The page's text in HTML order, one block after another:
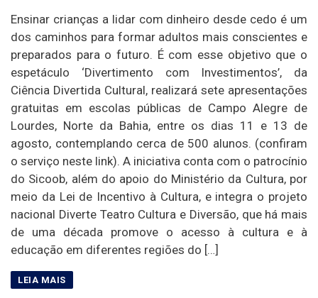
Ensinar crianças a lidar com dinheiro desde cedo é um
dos caminhos para formar adultos mais conscientes e
preparados para o futuro. É com esse objetivo que o
espetáculo ‘Divertimento com Investimentos’, da
Ciência Divertida Cultural, realizará sete apresentações
gratuitas em escolas públicas de Campo Alegre de
Lourdes, Norte da Bahia, entre os dias 11 e 13 de
agosto, contemplando cerca de 500 alunos. (confiram
o serviço neste link). A iniciativa conta com o patrocínio
do Sicoob, além do apoio do Ministério da Cultura, por
meio da Lei de Incentivo à Cultura, e integra o projeto
nacional Diverte Teatro Cultura e Diversão, que há mais
de uma década promove o acesso à cultura e à
educação em diferentes regiões do […]